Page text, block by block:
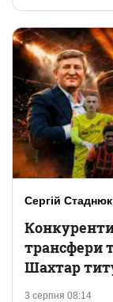
Сергій Стаднюк
3 серпня 08:14
Конкуренти
трансфери
Шахтар